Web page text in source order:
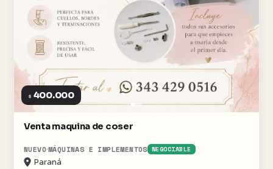
$ 400.000
Venta maquina de coser
NUEVO MÁQUINAS E IMPLEMENTOS NEGOCIABLE
Paraná